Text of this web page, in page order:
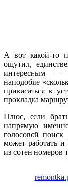
А вот какой-то
ощутил,
интересным —
наподобие
прикасаться к
прокладка
Плюс, если
напрямую
голосовой
может работать
из сотен номеров